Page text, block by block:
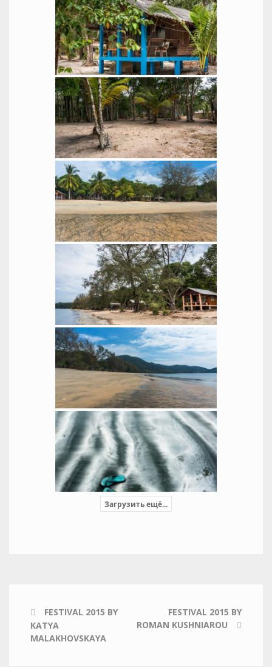
Загрузить ещё...
FESTIVAL 2015 BY
KATYA
MALAKHOVSKAYA
FESTIVAL 2015 BY
ROMAN KUSHNIAROU